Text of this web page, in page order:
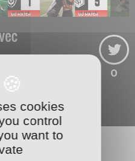
0
cookies
control
want to